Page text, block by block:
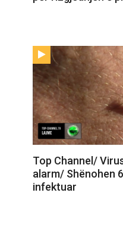
Top Channel/
alarm/ Shënohen
infektuar